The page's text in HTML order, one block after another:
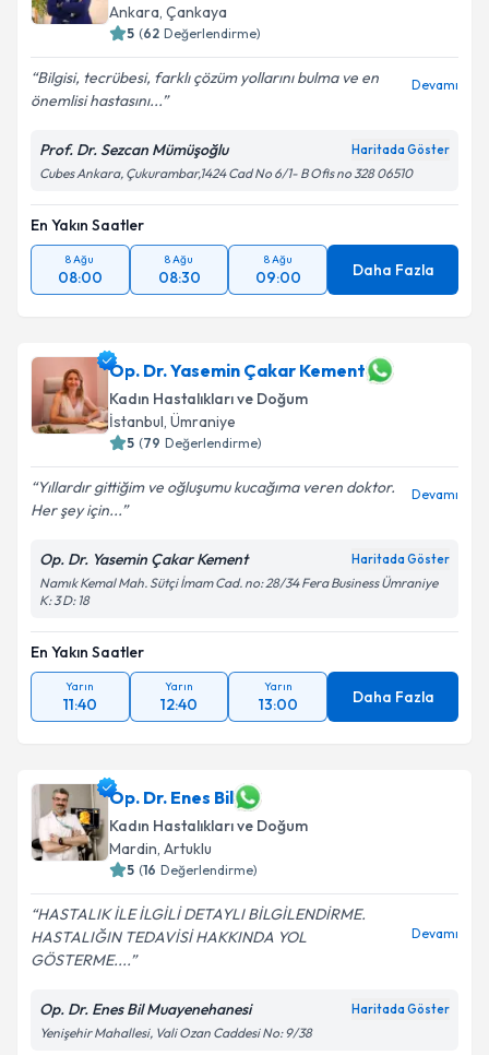
Kişisel verilerimin işlenmesine ilişkinAydınlatma
Metni'ni okudum ve kişisel verilerimin belirtilen
Ankara, Çankaya
5 (62 Değerlendirme)
Bilgisi, tecrübesi, farklı çözüm yollarını bulma ve en
önemlisi hastasını...
Devamı
Prof. Dr. Sezcan Mümüşoğlu Haritada Göster
Cubes Ankara, Çukurambar,1424 Cad No 6/1- B Ofis no 328 06510
En Yakın Saatler
8 Ağu
08:00
8 Ağu
08:30
8 Ağu
09:00 Daha Fazla
Op. Dr. Yasemin Çakar Kement
Kadın Hastalıkları ve Doğum
İstanbul, Ümraniye
5 (79 Değerlendirme)
Yıllardır gittiğim ve oğluşumu kucağıma veren doktor.
Her şey için...
Devamı
Op. Dr. Yasemin Çakar Kement Haritada Göster
Namık Kemal Mah. Sütçi İmam Cad. no: 28/34 Fera Business Ümraniye
K: 3 D: 18
En Yakın Saatler
Yarın
11:40
Yarın
12:40
Yarın
13:00 Daha Fazla
Op. Dr. Enes Bil
Kadın Hastalıkları ve Doğum
Mardin, Artuklu
5 (16 Değerlendirme)
HASTALIK İLE İLGİLİ DETAYLI BİLGİLENDİRME.
HASTALIĞIN TEDAVİSİ HAKKINDA YOL
GÖSTERME....
Devamı
Op. Dr. Enes Bil Muayenehanesi Haritada Göster
Yenişehir Mahallesi, Vali Ozan Caddesi No: 9/38